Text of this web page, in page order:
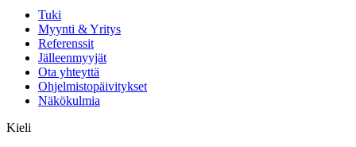
Tuki
Myynti & Yritys
Referenssit
Jälleenmyyjät
Ota yhteyttä
Ohjelmistopäivitykset
Näkökulmia
Kieli